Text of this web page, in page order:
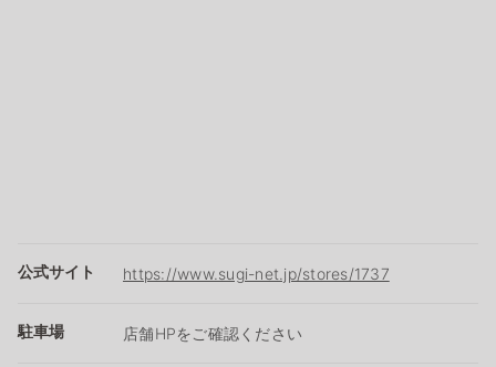
公式サイト https://www.sugi-net.jp/stores/1737
駐車場 店舗HPをご確認ください